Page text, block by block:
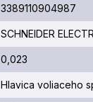
3389110904987
SCHNEIDER
0,023
Hlavica voliaceho